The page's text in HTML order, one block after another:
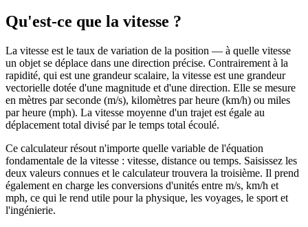
Qu'est-ce que la vitesse ?
La vitesse est le taux de variation de la position — à quelle vitesse
un objet se déplace dans une direction précise. Contrairement à la
rapidité, qui est une grandeur scalaire, la vitesse est une grandeur
vectorielle dotée d'une magnitude et d'une direction. Elle se mesure
en mètres par seconde (m/s), kilomètres par heure (km/h) ou miles
par heure (mph). La vitesse moyenne d'un trajet est égale au
déplacement total divisé par le temps total écoulé.
Ce calculateur résout n'importe quelle variable de l'équation
fondamentale de la vitesse : vitesse, distance ou temps. Saisissez les
deux valeurs connues et le calculateur trouvera la troisième. Il prend
également en charge les conversions d'unités entre m/s, km/h et
mph, ce qui le rend utile pour la physique, les voyages, le sport et
l'ingénierie.